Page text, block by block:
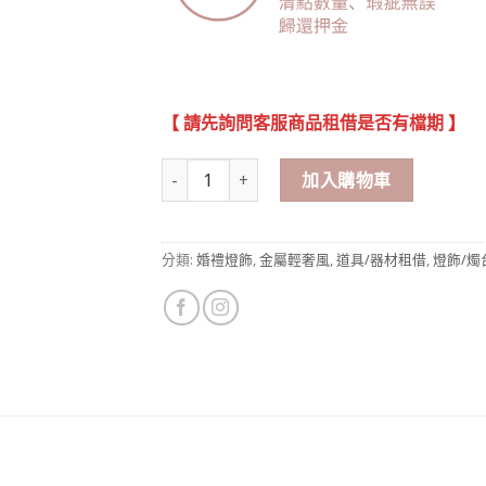
【 請先詢問客服商品租借是否有檔期 】
金屬燭台 數量 加入購物車
分類: 婚禮燈飾,金屬輕奢風,道具/器材租借,燈飾/燭